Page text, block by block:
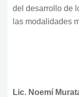
del desarrollo de
las modalidades
Lic. Noemí